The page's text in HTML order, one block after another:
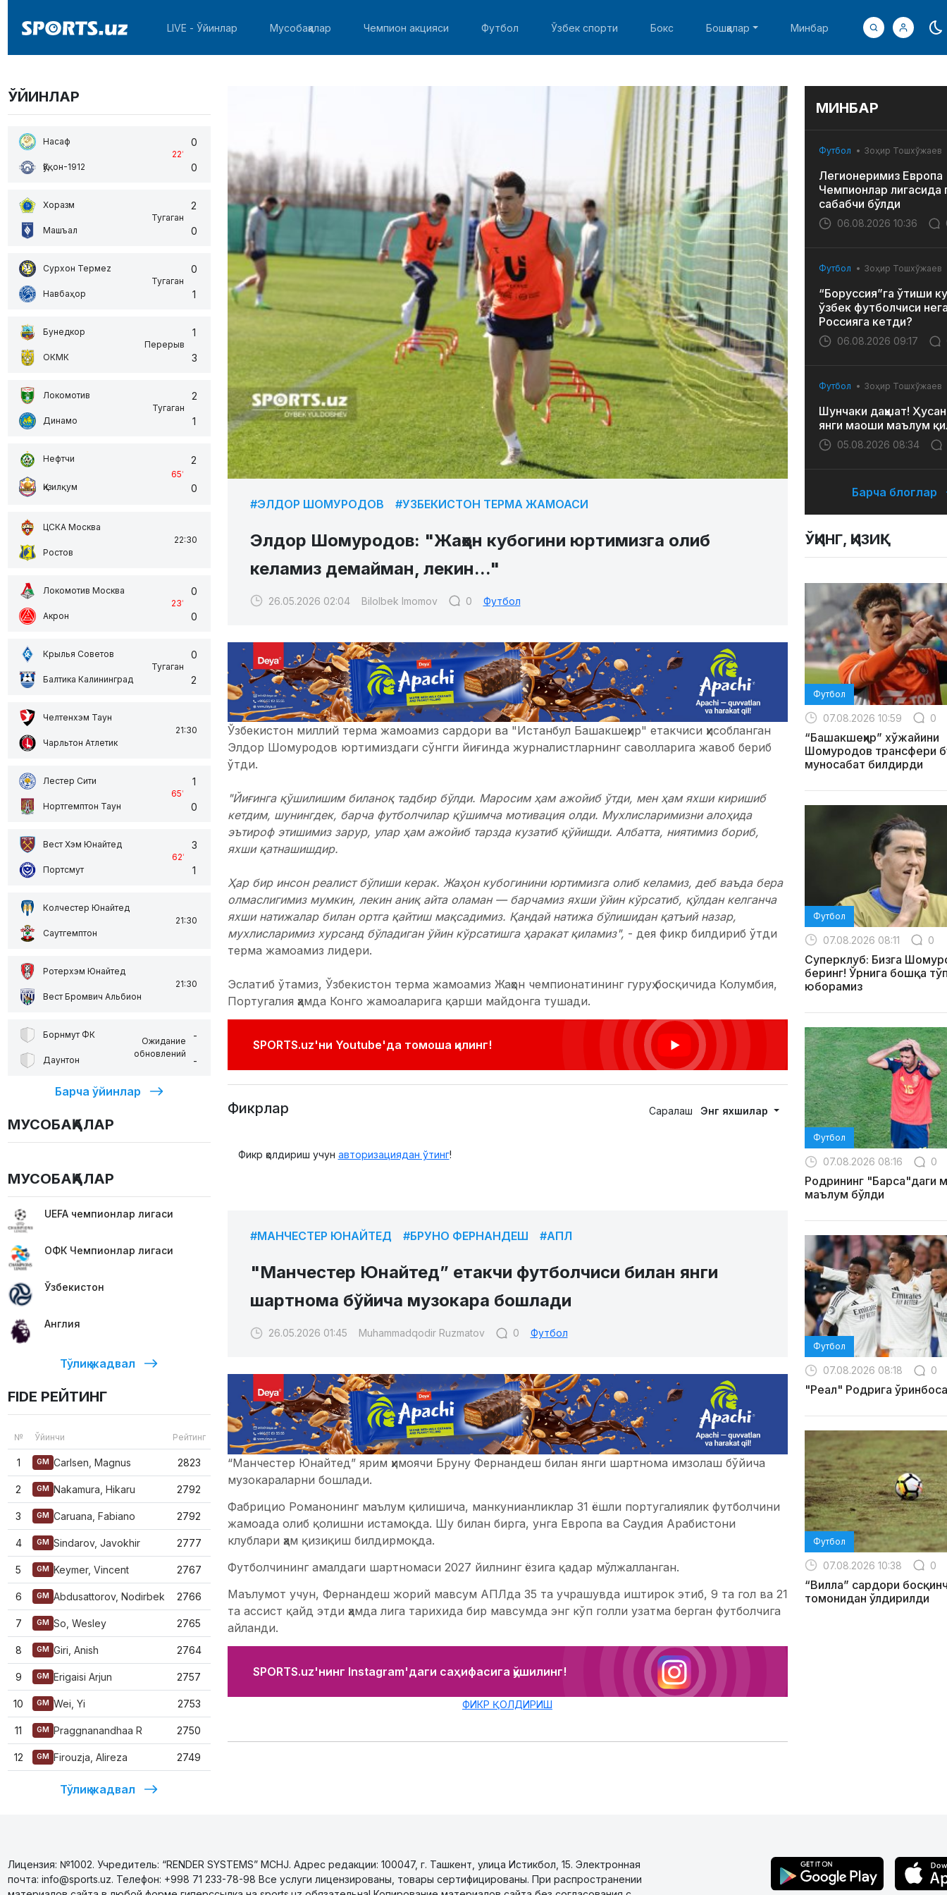
LIVE - Ўйинлар Мусобақалар Чемпион акцияси Футбол Ўзбек спорти Бокс Бошқалар Минбар
ЎЙИНЛАР
Насаф
Қўқон-1912
22'
0
0
Хоразм
Машъал
Тугаган
2
0
Сурхон Термеz
Навбаҳор
Тугаган
0
1
Бунедкор
ОКМК
Перерыв
1
3
Локомотив
Динамо
Тугаган
2
1
Нефтчи
Қизилқум
65'
2
0
ЦСКА Москва
Ростов
22:30
Локомотив Москва
Акрон
23'
0
0
Крылья Советов
Балтика Калининград
Тугаган
0
2
Челтенхэм Таун
Чарльтон Атлетик
21:30
Лестер Сити
Нортгемптон Таун
65'
1
0
Вест Хэм Юнайтед
Портсмут
62'
3
1
Колчестер Юнайтед
Саутгемптон
21:30
Ротерхэм Юнайтед
Вест Бромвич Альбион
21:30
Борнмут ФК
Даунтон
Ожидание
обновлений
-
-
Барча ўйинлар
МУСОБАҚАЛАР
МУСОБАҚАЛАР
UEFA чемпионлар лигаси
ОФК Чемпионлар лигаси
Ўзбекистон
Англия
Тўлиқ жадвал
FIDE РЕЙТИНГ
№ Ўйинчи Рейтинг
1 GM Carlsen, Magnus 2823
2 GM Nakamura, Hikaru 2792
3 GM Caruana, Fabiano 2792
4 GM Sindarov, Javokhir 2777
5 GM Keymer, Vincent 2767
6 GM Abdusattorov, Nodirbek 2766
7 GM So, Wesley 2765
8 GM Giri, Anish 2764
9 GM Erigaisi Arjun 2757
10 GM Wei, Yi 2753
11 GM Praggnanandhaa R 2750
12 GM Firouzja, Alireza 2749
Тўлиқ жадвал
#ЭЛДОР ШОМУРОДОВ #УЗБЕКИСТОН ТЕРМА ЖАМОАСИ
Элдор Шомуродов: "Жаҳон кубогини юртимизга олиб
келамиз демайман, лекин..."
26.05.2026 02:04 Bilolbek Imomov 0 Футбол
Ўзбекистон миллий терма жамоамиз сардори ва "Истанбул Башакшеҳир" етакчиси ҳисобланган
Элдор Шомуродов юртимиздаги сўнгги йиғинда журналистларнинг саволларига жавоб бериб
ўтди.
"Йиғинга қўшилишим биланоқ тадбир бўлди. Маросим ҳам ажойиб ўтди, мен ҳам яхши киришиб
кетдим, шунингдек, барча футболчилар қўшимча мотивация олди. Мухлисларимизни алоҳида
эътироф этишимиз зарур, улар ҳам ажойиб тарзда кузатиб қўйишди. Албатта, ниятимиз бориб,
яхши қатнашишдир.
Ҳар бир инсон реалист бўлиши керак. Жаҳон кубогинини юртимизга олиб келамиз, деб ваъда бера
олмаслигимиз мумкин, лекин аниқ айта оламан — барчамиз яхши ўйин кўрсатиб, қўлдан келганча
яхши натижалар билан ортга қайтиш мақсадимиз. Қандай натижа бўлишидан қатъий назар,
мухлисларимиз хурсанд бўладиган ўйин кўрсатишга ҳаракат қиламиз", - дея фикр билдириб ўтди
терма жамоамиз лидери.
Эслатиб ўтамиз, Ўзбекистон терма жамоамиз Жаҳон чемпионатининг гуруҳ босқичида Колумбия,
Португалия ҳамда Конго жамоаларига қарши майдонга тушади.
SPORTS.uz'ни Youtube'да томоша қилинг!
Фикрлар Саралаш Энг яхшилар
Фикр қолдириш учун авторизациядан ўтинг!
#МАНЧЕСТЕР ЮНАЙТЕД #БРУНО ФЕРНАНДЕШ #АПЛ
"Манчестер Юнайтед” етакчи футболчиси билан янги
шартнома бўйича музокара бошлади
26.05.2026 01:45 Muhammadqodir Ruzmatov 0 Футбол
“Манчестер Юнайтед” ярим ҳимоячи Бруну Фернандеш билан янги шартнома имзолаш бўйича
музокараларни бошлади.
Фабрицио Романонинг маълум қилишича, манкунианликлар 31 ёшли португалиялик футболчини
жамоада олиб қолишни истамоқда. Шу билан бирга, унга Европа ва Саудия Арабистони
клублари ҳам қизиқиш билдирмоқда.
Футболчининг амалдаги шартномаси 2027 йилнинг ёзига қадар мўлжалланган.
Маълумот учун, Фернандеш жорий мавсум АПЛда 35 та учрашувда иштирок этиб, 9 та гол ва 21
та ассист қайд этди ҳамда лига тарихида бир мавсумда энг кўп голли узатма берган футболчига
айланди.
SPORTS.uz'нинг Instagram'даги саҳифасига қўшилинг!
ФИКР ҚОЛДИРИШ
МИНБАР
Футбол Зоҳир Тошхўжаев
Легионеримиз Европа
Чемпионлар лигасида
сабабчи бўлди
06.08.2026 10:36
Футбол Зоҳир Тошхўжаев
“Боруссия”га ўтиши
ўзбек футболчиси
Россияга кетди?
06.08.2026 09:17
Футбол Зоҳир Тошхўжаев
Шунчаки даҳшат!
янги маоши маълум
05.08.2026 08:34
Барча блоглар
ЎҚИНГ, ҚИЗИҚ!
Футбол
07.08.2026 10:59 0
“Башакшеҳир” хўжайини
Шомуродов трансфери
муносабат билдирди
Футбол
07.08.2026 08:11 0
Суперклуб: Бизга
беринг! Ўрнига бошқа
юборамиз
Футбол
07.08.2026 08:16 0
Родрининг "Барса"даги
маълум бўлди
Футбол
07.08.2026 08:18 0
"Реал" Родрига
Футбол
07.08.2026 10:38 0
“Вилла” сардори
томонидан ўлдирилди
Лицензия: №1002. Учредитель: “RENDER SYSTEMS” MCHJ. Адрес редакции: 100047, г. Ташкент, улица Истикбол, 15. Электронная
почта: info@sports.uz. Телефон: +998 71 233-78-98 Все услуги лицензированы, товары сертифицированы. При распространении